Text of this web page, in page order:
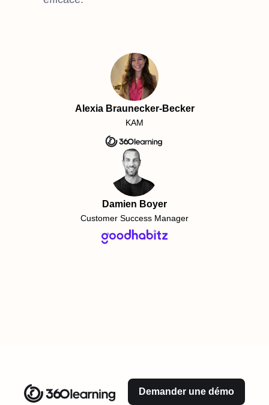
Alexia Braunecker-Becker
KAM
Damien Boyer
Customer Success Manager
Demander une démo